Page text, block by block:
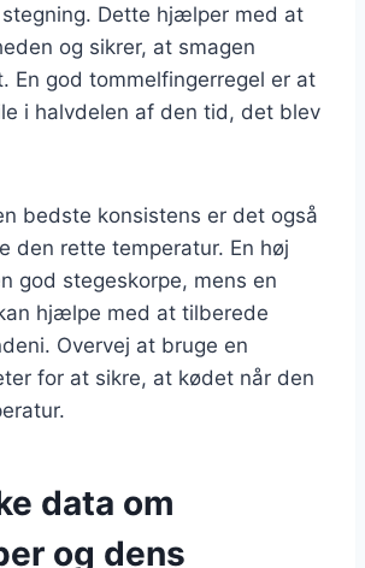
Dette hjælper med at
og sikrer, at smagen
En god tommelfingerregel er at
i halvdelen af den tid, det blev
bedste konsistens er det også
den rette temperatur. En høj
god stegeskorpe, mens en
hjælpe med at tilberede
Overvej at bruge en
for at sikre, at kødet når den
data om
og dens